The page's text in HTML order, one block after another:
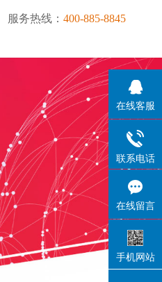
服务热线： 400-885-8845
在线客服
联系电话
在线留言
手机网站